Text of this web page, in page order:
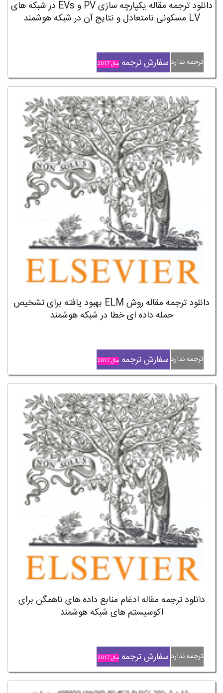
دانلود ترجمه مقاله یکپارچه سازی PV و EVs در شبکه های
LV مسکونی نامتعادل و نتایج آن در شبکه هوشمند
ترجمه ندارد سفارش ترجمه سال 2017
دانلود ترجمه مقاله روش ELM بهبود یافته برای تشخیص
حمله داده ای خطا در شبکه هوشمند
ترجمه ندارد سفارش ترجمه سال 2017
دانلود ترجمه مقاله ادغام منابع داده های ناهمگن برای
اکوسیستم های شبکه هوشمند
ترجمه ندارد سفارش ترجمه سال 2017